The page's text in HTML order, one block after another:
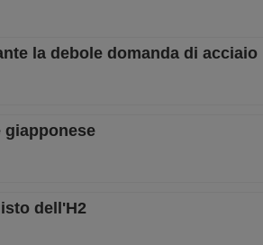
la debole domanda di acciaio
giapponese
dell'H2